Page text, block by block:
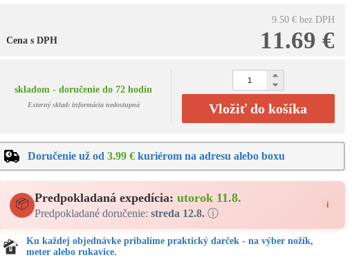
9.50 € bez DPH
11.69 €
Cena s DPH
skladom - doručenie do 72 hodín
Externý sklad: informácia nedostupná Vložiť do košíka
Doručenie už od3.99 € kuriérom na adresu alebo boxu
📦 Predpokladaná expedícia:utorok 11.8.
Predpokladané doručenie:streda 12.8. ⓘ
i
Ku každej objednávke pribalíme praktický darček - na výber nožík,
meter alebo rukavice.